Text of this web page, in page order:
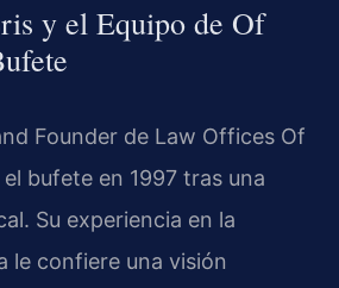
y el Equipo de Of
Founder de Law Offices Of
el bufete en 1997 tras una
Su experiencia en la
le confiere una visión